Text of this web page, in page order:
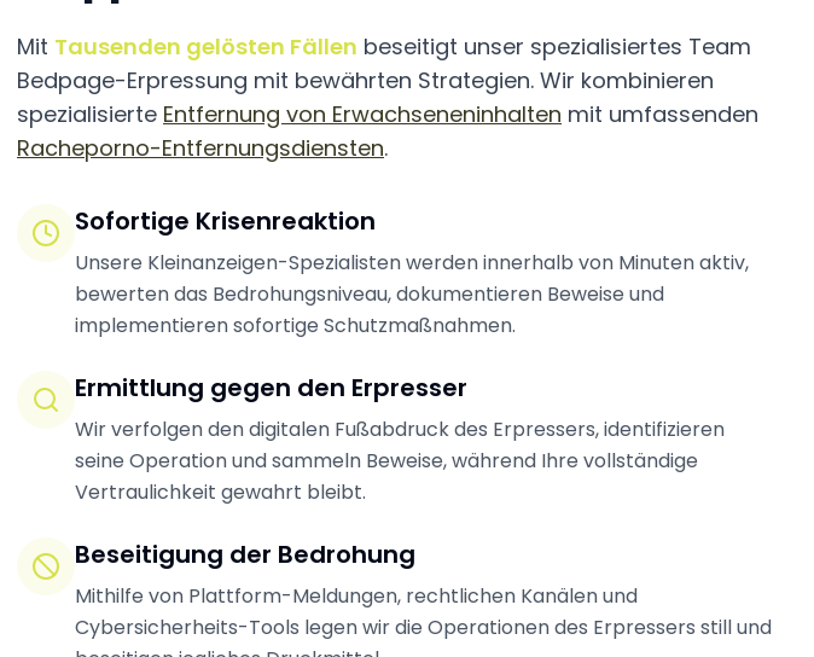
Mit Tausenden gelösten Fällen beseitigt unser spezialisiertes Team
Bedpage-Erpressung mit bewährten Strategien. Wir kombinieren
spezialisierte Entfernung von Erwachseneninhalten mit umfassenden
Racheporno-Entfernungsdiensten.
Sofortige Krisenreaktion
Unsere Kleinanzeigen-Spezialisten werden innerhalb von Minuten aktiv,
bewerten das Bedrohungsniveau, dokumentieren Beweise und
implementieren sofortige Schutzmaßnahmen.
Ermittlung gegen den Erpresser
Wir verfolgen den digitalen Fußabdruck des Erpressers, identifizieren
seine Operation und sammeln Beweise, während Ihre vollständige
Vertraulichkeit gewahrt bleibt.
Beseitigung der Bedrohung
Mithilfe von Plattform-Meldungen, rechtlichen Kanälen und
Cybersicherheits-Tools legen wir die Operationen des Erpressers still und